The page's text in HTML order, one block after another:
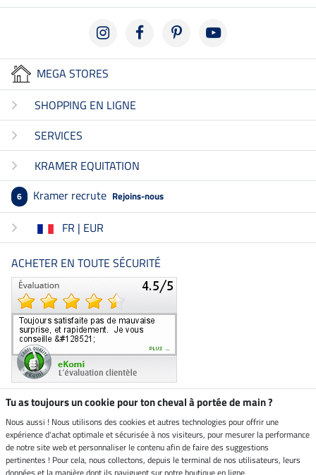
MEGA STORES
SHOPPING EN LIGNE
SERVICES
KRAMER EQUITATION
6 Kramer recrute Rejoins-nous
FR | EUR
ACHETER EN TOUTE SÉCURITÉ
Boutique climatiquement
neutre
Livraison par
Tu as toujours un cookie pour ton cheval à portée de main ?
Nous aussi ! Nous utilisons des cookies et autres technologies pour offrir une
expérience d'achat optimale et sécurisée à nos visiteurs, pour mesurer la performance
de notre site web et personnaliser le contenu afin de faire des suggestions
pertinentes ! Pour cela, nous collectons, depuis le terminal de nos utilisateurs, leurs